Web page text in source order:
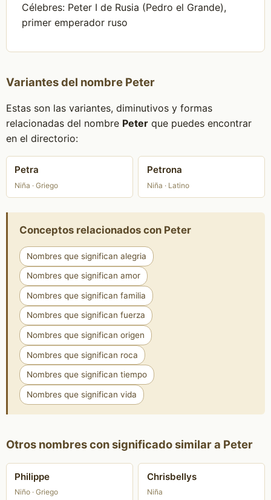
Célebres: Peter I de Rusia (Pedro el Grande),
primer emperador ruso
Variantes del nombre Peter
Estas son las variantes, diminutivos y formas
relacionadas del nombre Peterque puedes encontrar
en el directorio:
Petra
Niña · Griego
Petrona
Niña · Latino
Conceptos relacionados con Peter
Nombres que significan alegria
Nombres que significan amor
Nombres que significan familia
Nombres que significan fuerza
Nombres que significan origen
Nombres que significan roca
Nombres que significan tiempo
Nombres que significan vida
Otros nombres con significado similar a Peter
Philippe
Niño · Griego
Chrisbellys
Niña